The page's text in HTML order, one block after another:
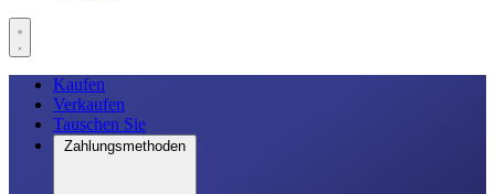
Kaufen
Verkaufen
Tauschen Sie
Zahlungsmethoden